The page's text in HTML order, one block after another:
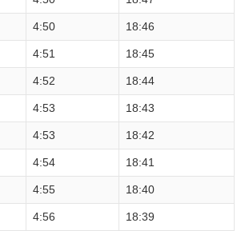
4:50 18:46
4:51 18:45
4:52 18:44
4:53 18:43
4:53 18:42
4:54 18:41
4:55 18:40
4:56 18:39